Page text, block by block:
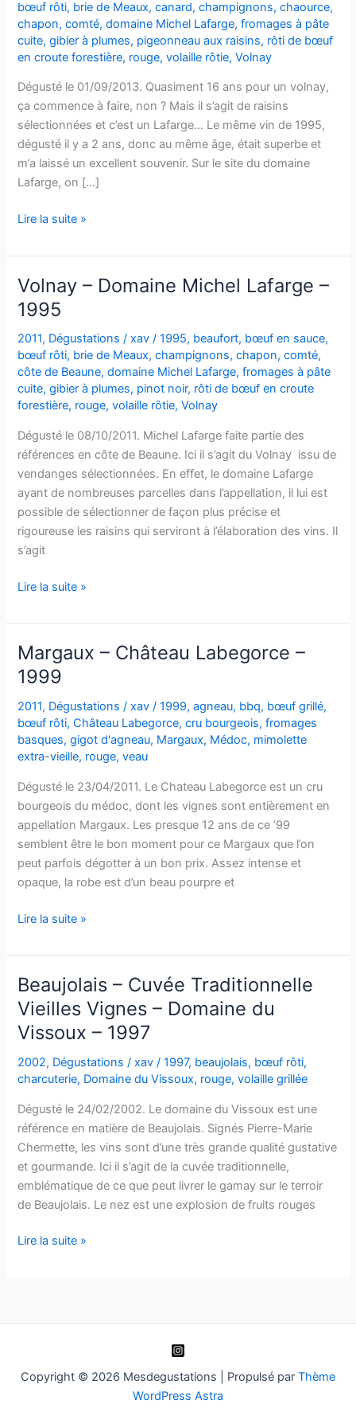
bœuf rôti, brie de Meaux,canard,champignons,chaource,
chapon,comté,domaine Michel Lafarge,fromages à pâte
cuite,gibier à plumes, pigeonneau aux raisins, rôti de bœuf
en croute forestière, rouge,volaille rôtie,Volnay
Dégusté le 01/09/2013. Quasiment 16 ans pour un volnay,
ça commence à faire, non ? Mais il s’agit de raisins
sélectionnées et c’est un Lafarge… Le même vin de 1995,
dégusté il y a 2 ans, donc au même âge, était superbe et
m’a laissé un excellent souvenir. Sur le site du domaine
Lafarge, on […]
Volnay
Vendanges
Sélectionnées
–
Domaine
Michel
Lafarge
–
1997
Lire la suite »
Volnay – Domaine Michel Lafarge –
1995
2011, Dégustations /xav/1995, beaufort, bœuf en sauce,
bœuf rôti, brie de Meaux,champignons,chapon,comté,
côte de Beaune,domaine Michel Lafarge,fromages à pâte
cuite,gibier à plumes, pinot noir, rôti de bœuf en croute
forestière, rouge,volaille rôtie,Volnay
Dégusté le 08/10/2011. Michel Lafarge faite partie des
références en côte de Beaune. Ici il s’agit du Volnay issu de
vendanges sélectionnées. En effet, le domaine Lafarge
ayant de nombreuses parcelles dans l’appellation, il lui est
possible de sélectionner de façon plus précise et
rigoureuse les raisins qui serviront à l’élaboration des vins. Il
s’agit
Volnay
Domaine
Michel
Lafarge
–
1995
Lire la suite »
Margaux – Château Labegorce –
1999
2011, Dégustations /xav/1999,agneau, bbq, bœuf grillé,
bœuf rôti,Château Labegorce,cru bourgeois,fromages
basques,gigot d'agneau, Margaux, Médoc, mimolette
extra-vieille, rouge,veau
Dégusté le 23/04/2011. Le Chateau Labegorce est un cru
bourgeois du médoc, dont les vignes sont entièrement en
appellation Margaux. Les presque 12 ans de ce ’99
semblent être le bon moment pour ce Margaux que l’on
peut parfois dégotter à un bon prix. Assez intense et
opaque, la robe est d’un beau pourpre et
Margaux
Château
Labegorce
–
1999
Lire la suite »
Beaujolais – Cuvée Traditionnelle
Vieilles Vignes – Domaine du
Vissoux – 1997
2002, Dégustations /xav/1997, beaujolais, bœuf rôti,
charcuterie, Domaine du Vissoux, rouge,volaille grillée
Dégusté le 24/02/2002. Le domaine du Vissoux est une
référence en matière de Beaujolais. Signés Pierre-Marie
Chermette, les vins sont d’une très grande qualité gustative
et gourmande. Ici il s’agit de la cuvée traditionnelle,
emblématique de ce que peut livrer le gamay sur le terroir
de Beaujolais. Le nez est une explosion de fruits rouges
Beaujolais
Domaine
Lire la suite »
Copyright © 2026 Mesdegustations | Propulsé par Thème
WordPress Astra